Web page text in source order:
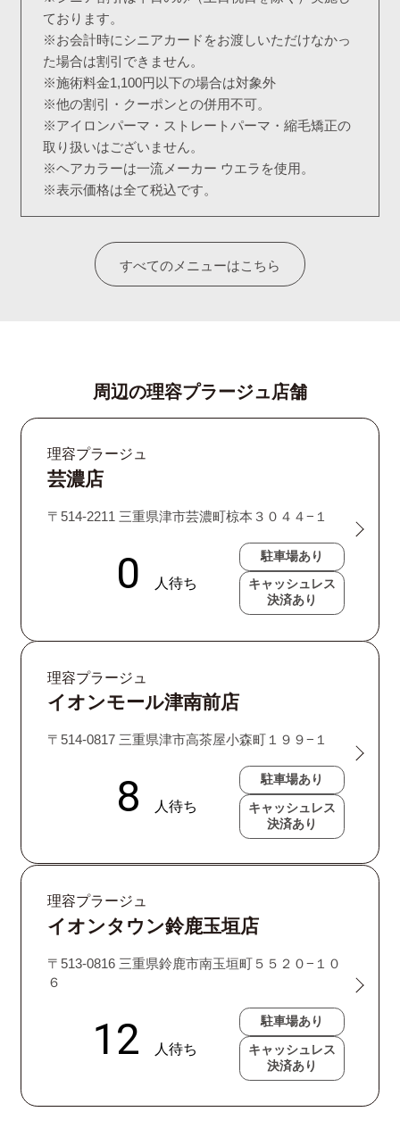
ております。
※お会計時にシニアカードをお渡しいただけなかっ
た場合は割引できません。
※施術料金1,100円以下の場合は対象外
※他の割引・クーポンとの併用不可。
※アイロンパーマ・ストレートパーマ・縮毛矯正の
取り扱いはございません。
※ヘアカラーは一流メーカー ウエラを使用。
※表示価格は全て税込です。
すべてのメニューはこちら
周辺の理容プラージュ店舗
理容プラージュ
芸濃店
〒514-2211 三重県津市芸濃町椋本３０４４−１
駐車場あり
キャッシュレス
決済あり
理容プラージュ
イオンモール津南前店
〒514-0817 三重県津市高茶屋小森町１９９−１
駐車場あり
キャッシュレス
決済あり
理容プラージュ
イオンタウン鈴鹿玉垣店
〒513-0816 三重県鈴鹿市南玉垣町５５２０−１０
６
駐車場あり
キャッシュレス
決済あり